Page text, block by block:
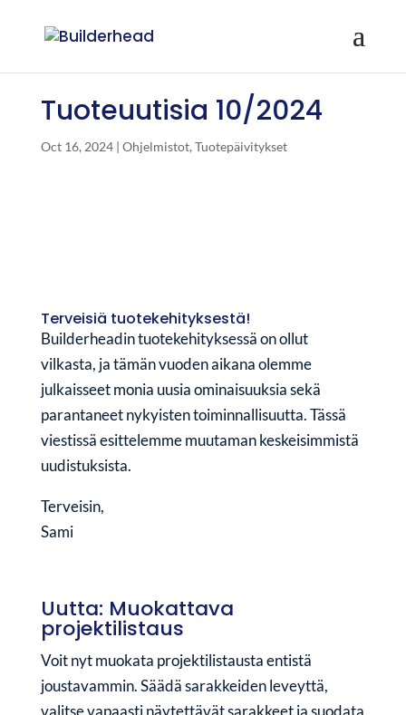
Tuoteuutisia 10/2024
Oct 16, 2024| Ohjelmistot, Tuotepäivitykset
Terveisiä tuotekehityksestä!
Builderheadin tuotekehityksessä on ollut
vilkasta, ja tämän vuoden aikana olemme
julkaisseet monia uusia ominaisuuksia sekä
parantaneet nykyisten toiminnallisuutta. Tässä
viestissä esittelemme muutaman keskeisimmistä
uudistuksista.
Terveisin,
Sami
Uutta: Muokattava
projektilistaus
Voit nyt muokata projektilistausta entistä
joustavammin. Säädä sarakkeiden leveyttä,
valitse vapaasti näytettävät sarakkeet ja suodata